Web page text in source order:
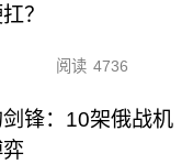
？
阅读 4736
锋：10架俄战机